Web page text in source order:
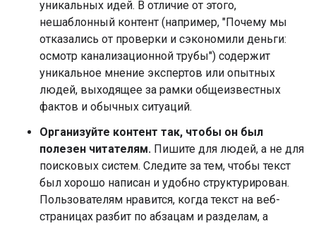
уникальных идей. В отличие от этого,
нешаблонный контент (например, "Почему мы
отказались от проверки и сэкономили деньги:
осмотр канализационной трубы") содержит
уникальное мнение экспертов или опытных
людей, выходящее за рамки общеизвестных
фактов и обычных ситуаций.
Организуйте контент так, чтобы он был
полезен читателям. Пишите для людей, а не для
поисковых систем. Следите за тем, чтобы текст
был хорошо написан и удобно структурирован.
Пользователям нравится, когда текст на веб-
страницах разбит по абзацам и разделам, а